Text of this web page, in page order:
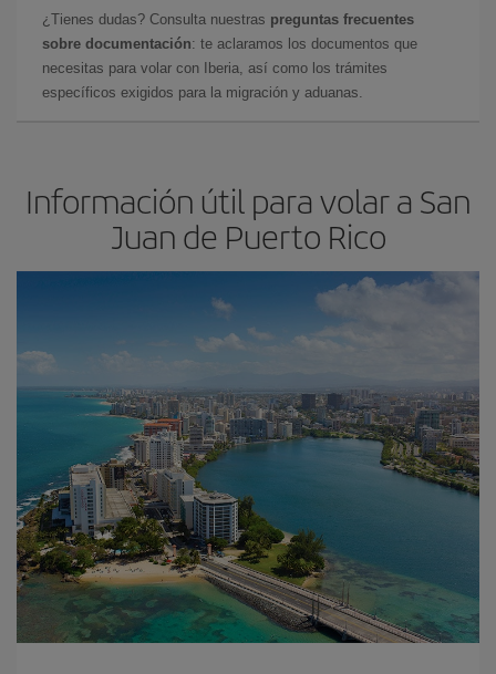
¿Tienes dudas? Consulta nuestras preguntas frecuentes
sobre documentación: te aclaramos los documentos que
necesitas para volar con Iberia, así como los trámites
específicos exigidos para la migración y aduanas.
Información útil para volar a San
Juan de Puerto Rico